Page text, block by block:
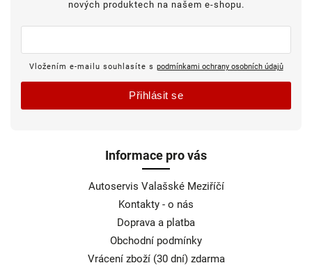
Informace pro vás
Autoservis Valašské Meziříčí
Kontakty - o nás
Doprava a platba
Obchodní podmínky
Vrácení zboží (30 dní) zdarma
nových produktech na našem e-shopu.
Vložením e-mailu souhlasíte s podmínkami ochrany osobních údajů
Přihlásit se